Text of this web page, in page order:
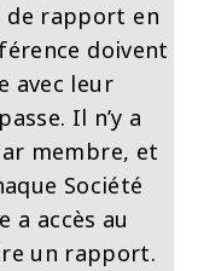
de rapport en
doivent
avec leur
Il n’y a
membre, et
Société
a accès au
un rapport.